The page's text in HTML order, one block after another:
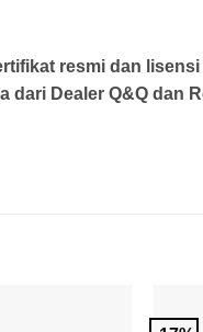
resmi dan
Dealer Q&Q dan